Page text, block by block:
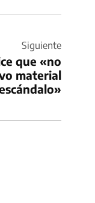
Siguiente
que «no
material